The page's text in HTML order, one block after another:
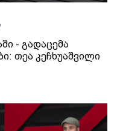
- გადაცემა
თეა კეჩხუაშვილი